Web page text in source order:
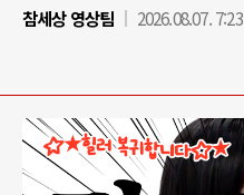
참세상 영상팀
2026.08.07. 7:23